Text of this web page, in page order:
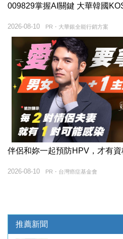
009829掌握AI關鍵 大華韓國
PR・大華銀全能行銷方案
2026-08-10
伴侶和妳一起預防HPV，才有資
PR・台灣癌症基金會
2026-08-10
推薦新聞